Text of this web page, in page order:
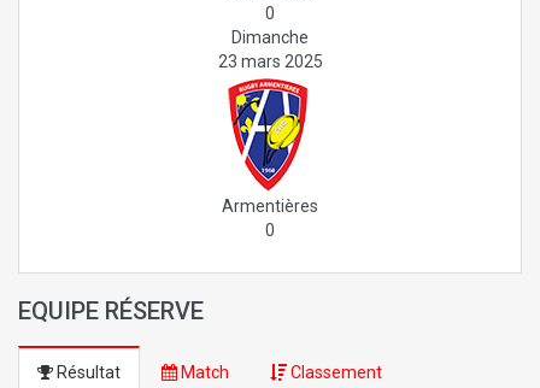
0
Dimanche
23 mars 2025
Armentières
0
EQUIPE RÉSERVE
Résultat Match Classement